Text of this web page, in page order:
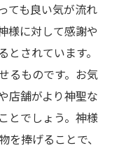
ても良い気が流れ
様に対して感謝や
されています。
るものです。お気
店舗がより神聖な
とでしょう。神様
を捧げることで、